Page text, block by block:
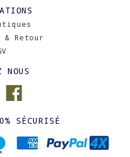
Retour
NOUS
SÉCURISÉ